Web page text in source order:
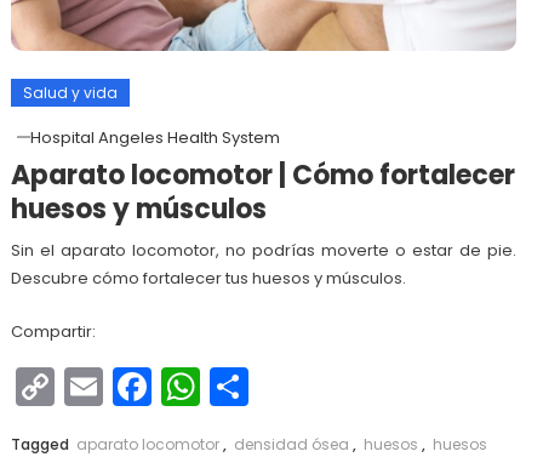
Salud y vida
Hospital Angeles Health System
Aparato locomotor | Cómo fortalecer
huesos y músculos
Sin el aparato locomotor, no podrías moverte o estar de pie.
Descubre cómo fortalecer tus huesos y músculos.
Compartir:
Copy
Link
EmailFacebook
WhatsApp
Compartir
Tagged aparato locomotor, densidad ósea , huesos , huesos